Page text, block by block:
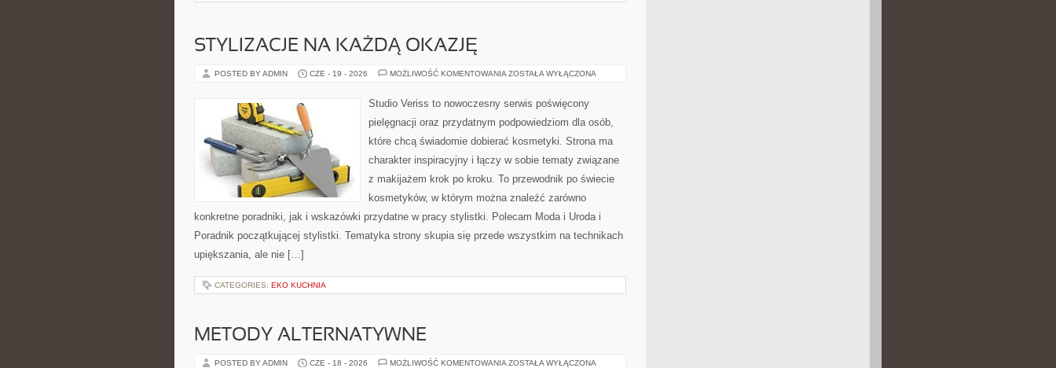
STYLIZACJE NA KAŻDĄ OKAZJĘ
POSTED BY ADMIN CZE - 19 - 2026 MOŻLIWOŚĆ KOMENTOWANIA STYLIZACJE
OKAZJĘ
ZOSTAŁA WYŁĄCZONA
Studio Veriss to nowoczesny serwis poświęcony
pielęgnacji oraz przydatnym podpowiedziom dla osób,
które chcą świadomie dobierać kosmetyki. Strona ma
charakter inspiracyjny i łączy w sobie tematy związane
z makijażem krok po kroku. To przewodnik po świecie
kosmetyków, w którym można znaleźć zarówno
konkretne poradniki, jak i wskazówki przydatne w pracy stylistki. Polecam Moda i Uroda i
Poradnik początkującej stylistki. Tematyka strony skupia się przede wszystkim na technikach
upiększania, ale nie […]
CATEGORIES: EKO KUCHNIA
METODY ALTERNATYWNE
POSTED BY ADMIN CZE - 18 - 2026 MOŻLIWOŚĆ KOMENTOWANIA METODY
ZOSTAŁA WYŁĄCZONA